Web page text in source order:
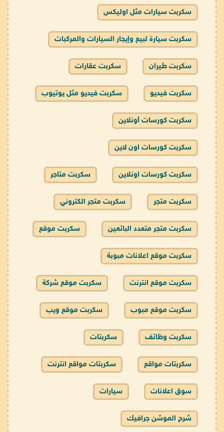
سكربت سيارات مثل اوليكس
سكربت سيارة لبيع وإيجار السيارات والمركبات
سكربت طيران سكربت عقارات
سكربت فيديو سكربت فيديو مثل يوتيوب
سكربت كورسات أونلاين
سكربت كورسات اون لاين
سكربت كورسات اونلاين سكربت متاجر
سكربت متجر سكربت متجر الكتروني
سكربت متجر متعدد البائعين سكربت موقع
سكربت موقع اعلانات مبوبة
سكربت موقع انترنت سكربت موقع شركة
سكربت موقع مبوب سكربت موقع ويب
سكربت وظائف سكربتات
سكربتات مواقع سكربتات مواقع انترنت
سوق اعلانات سيارات
شرح الموشن جرافيك